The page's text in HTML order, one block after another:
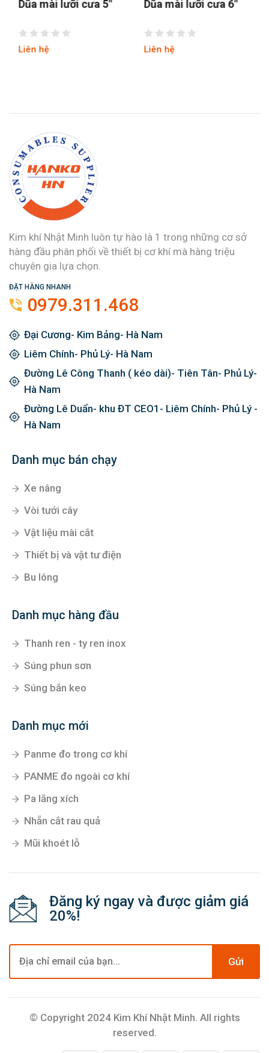
Dũa mài lưỡi cưa 5″
Liên hệ
Dũa mài lưỡi cưa 6″
Liên hệ
Kim khí Nhật Minh luôn tự hào là 1 trong những cơ sở
hàng đầu phân phối về thiết bị cơ khí mà hàng triệu
chuyên gia lựa chọn.
ĐẶT HÀNG NHANH
0979.311.468
Đại Cương- Kim Bảng- Hà Nam
Liêm Chính- Phủ Lý- Hà Nam
Đường Lê Công Thanh ( kéo dài)- Tiên Tân- Phủ Lý-
Hà Nam
Đường Lê Duẩn- khu ĐT CEO1- Liêm Chính- Phủ Lý -
Hà Nam
Danh mục bán chạy
Xe nâng
Vòi tưới cây
Vật liệu mài cắt
Thiết bị và vật tư điện
Bu lông
Danh mục hàng đầu
Thanh ren - ty ren inox
Súng phun sơn
Súng bắn keo
Danh mục mới
Panme đo trong cơ khí
PANME đo ngoài cơ khí
Pa lăng xích
Nhẵn cắt rau quả
Mũi khoét lỗ
Đăng ký ngay và được giảm giá
20%!
Gửi
© Copyright 2024 Kim Khí Nhật Minh. All rights
reserved.